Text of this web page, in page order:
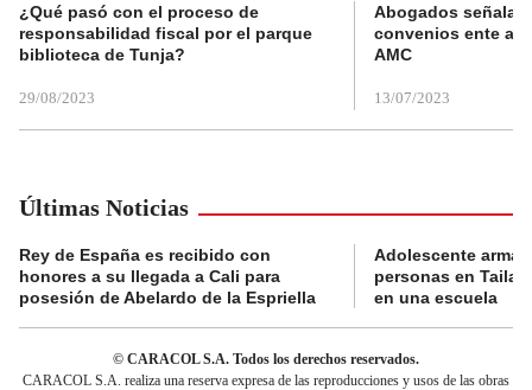
¿Qué pasó con el proceso de
responsabilidad fiscal por el parque
biblioteca de Tunja?
29/08/2023
Abogados
convenios ente
AMC
13/07/2023
Últimas Noticias
Rey de España es recibido con
honores a su llegada a Cali para
posesión de Abelardo de la Espriella
Adolescente
personas en
en una escuela
© CARACOL S.A. Todos los derechos reservados.
CARACOL S.A. realiza una reserva expresa de las reproducciones y usos de las obras